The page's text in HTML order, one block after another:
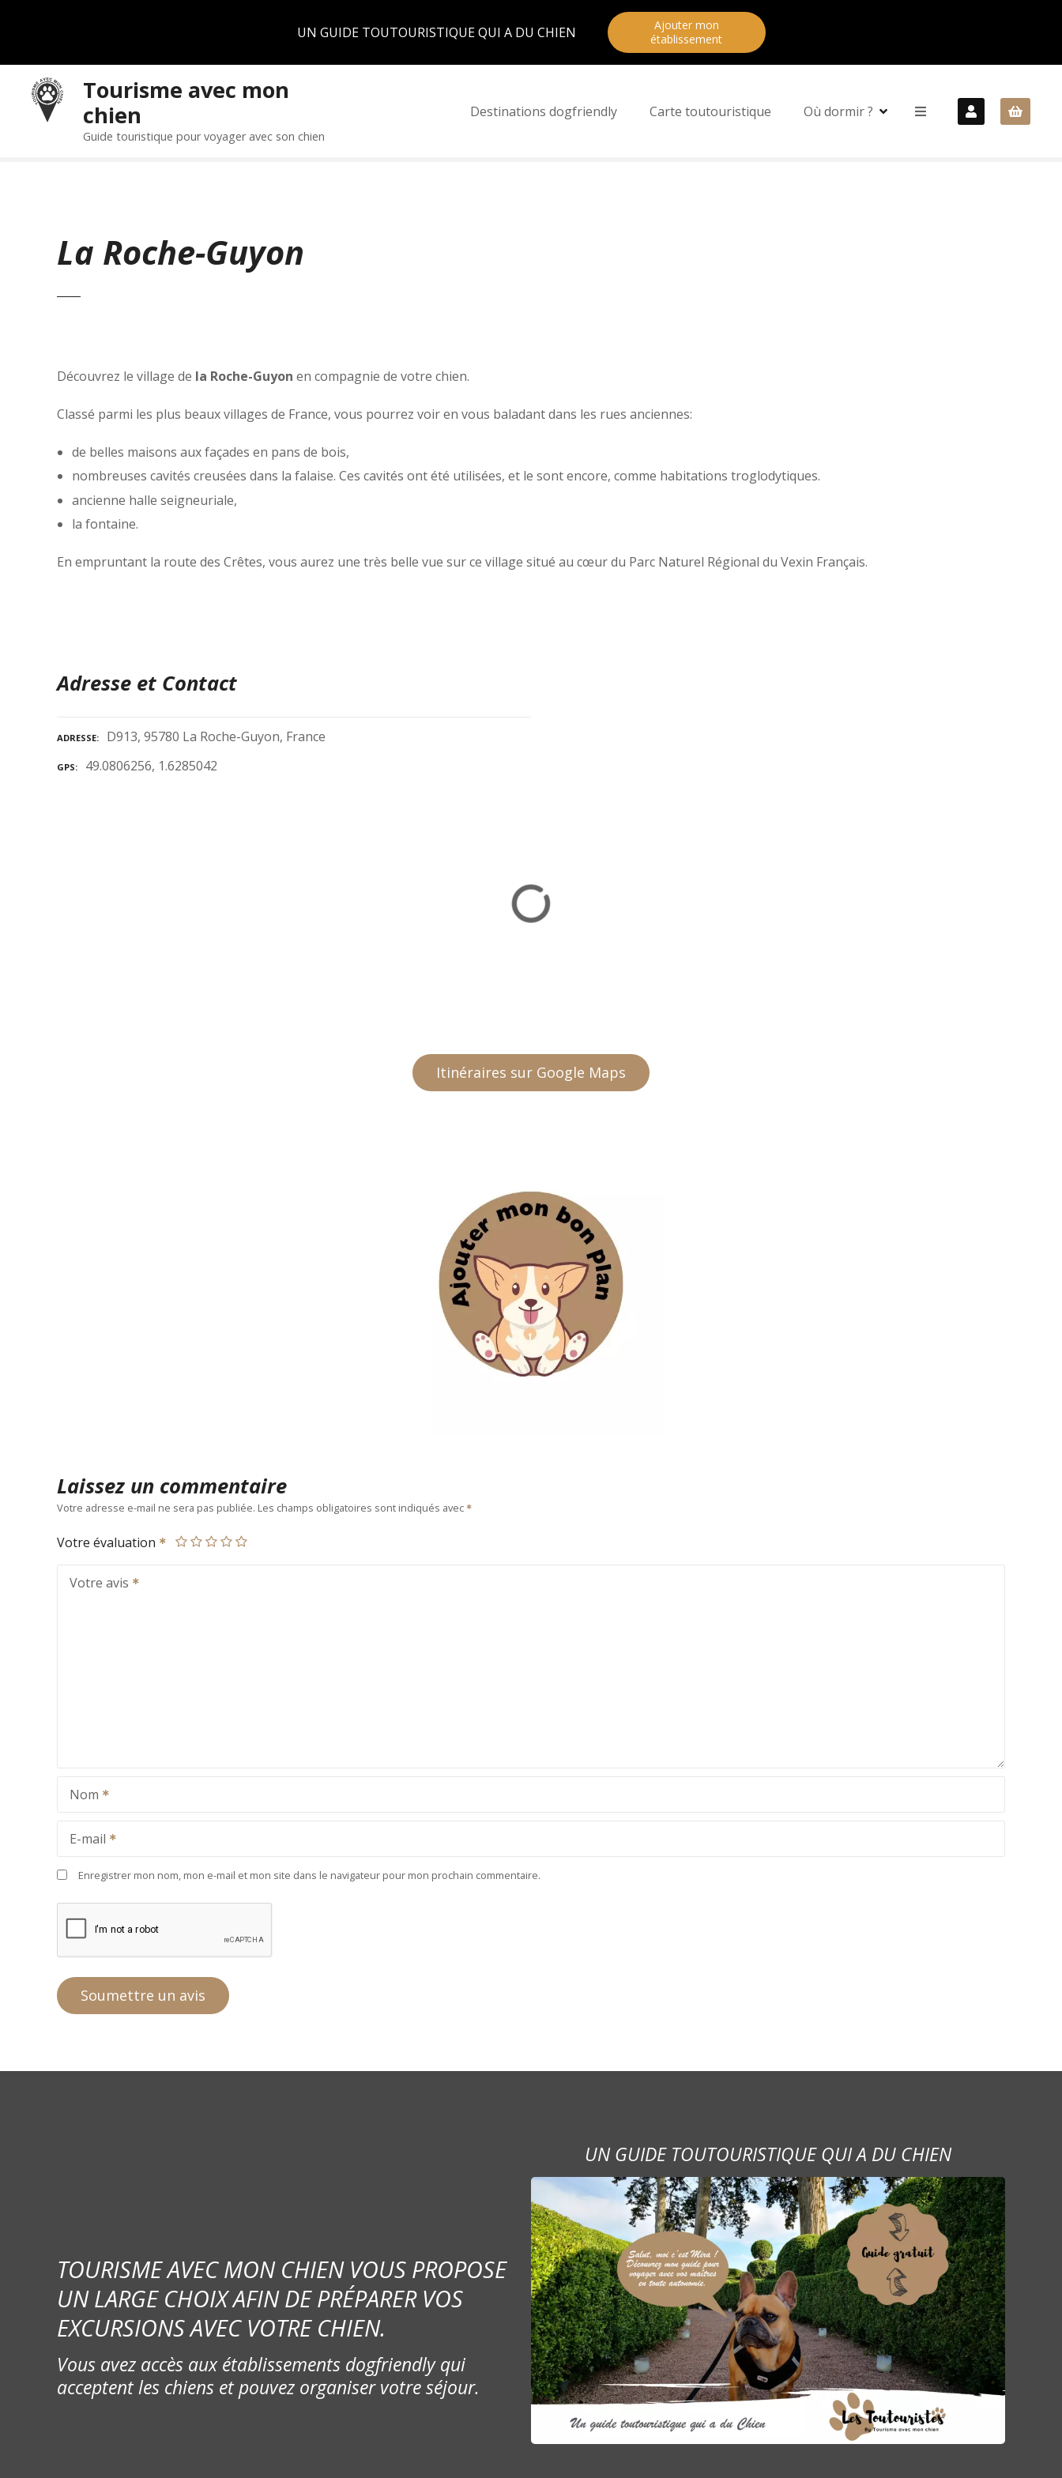
UN GUIDE TOUTOURISTIQUE QUI A DU CHIEN
Ajouter mon
établissement
Tourisme avec mon
chien
Guide touristique pour voyager avec son chien
Destinations dogfriendly Carte toutouristique Où dormir ?
La Roche-Guyon
Découvrez le village de la Roche-Guyon en compagnie de votre chien.
Classé parmi les plus beaux villages de France, vous pourrez voir en vous baladant dans les rues anciennes:
de belles maisons aux façades en pans de bois,
nombreuses cavités creusées dans la falaise. Ces cavités ont été utilisées, et le sont encore, comme habitations troglodytiques.
ancienne halle seigneuriale,
la fontaine.
En empruntant la route des Crêtes, vous aurez une très belle vue sur ce village situé au cœur du Parc Naturel Régional du Vexin Français.
Adresse et Contact
ADRESSE D913, 95780 La Roche-Guyon, France
GPS 49.0806256, 1.6285042
Itinéraires sur Google Maps
Laissez un commentaire
Votre adresse e-mail ne sera pas publiée. Les champs obligatoires sont indiqués avec
Votre évaluation
Votre avis
Nom
E-mail
Enregistrer mon nom, mon e-mail et mon site dans le navigateur pour mon prochain commentaire.
TOURISME AVEC MON CHIEN VOUS PROPOSE
UN LARGE CHOIX AFIN DE PRÉPARER VOS
EXCURSIONS AVEC VOTRE CHIEN.
Vous avez accès aux établissements dogfriendly qui
acceptent les chiens et pouvez organiser votre séjour.
UN GUIDE TOUTOURISTIQUE QUI A DU CHIEN